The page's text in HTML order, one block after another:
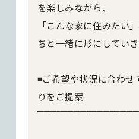
を楽しみながら、
「こんな家に住みたい
ちと一緒に形にしていき
◾️ご希望や状況に合わ
りをご提案